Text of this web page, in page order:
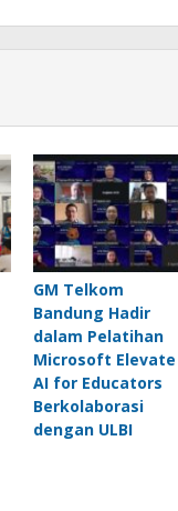
GM Telkom
Bandung Hadir
dalam Pelatihan
Microsoft Elevate
AI for Educators
Berkolaborasi
dengan ULBI